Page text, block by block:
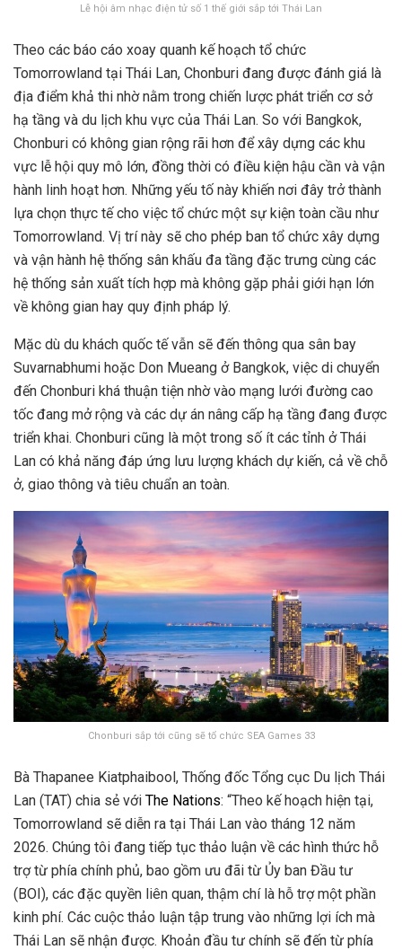
Lễ hội âm nhạc điện tử số 1 thế giới sắp tới Thái Lan
Theo các báo cáo xoay quanh kế hoạch tổ chức
Tomorrowland tại Thái Lan, Chonburi đang được đánh giá là
địa điểm khả thi nhờ nằm trong chiến lược phát triển cơ sở
hạ tầng và du lịch khu vực của Thái Lan. So với Bangkok,
Chonburi có không gian rộng rãi hơn để xây dựng các khu
vực lễ hội quy mô lớn, đồng thời có điều kiện hậu cần và vận
hành linh hoạt hơn. Những yếu tố này khiến nơi đây trở thành
lựa chọn thực tế cho việc tổ chức một sự kiện toàn cầu như
Tomorrowland. Vị trí này sẽ cho phép ban tổ chức xây dựng
và vận hành hệ thống sân khấu đa tầng đặc trưng cùng các
hệ thống sản xuất tích hợp mà không gặp phải giới hạn lớn
về không gian hay quy định pháp lý.
Mặc dù du khách quốc tế vẫn sẽ đến thông qua sân bay
Suvarnabhumi hoặc Don Mueang ở Bangkok, việc di chuyển
đến Chonburi khá thuận tiện nhờ vào mạng lưới đường cao
tốc đang mở rộng và các dự án nâng cấp hạ tầng đang được
triển khai. Chonburi cũng là một trong số ít các tỉnh ở Thái
Lan có khả năng đáp ứng lưu lượng khách dự kiến, cả về chỗ
ở, giao thông và tiêu chuẩn an toàn.
Chonburi sắp tới cũng sẽ tổ chức SEA Games 33
Bà Thapanee Kiatphaibool, Thống đốc Tổng cục Du lịch Thái
Lan (TAT) chia sẻ với The Nations: “Theo kế hoạch hiện tại,
Tomorrowland sẽ diễn ra tại Thái Lan vào tháng 12 năm
2026. Chúng tôi đang tiếp tục thảo luận về các hình thức hỗ
trợ từ phía chính phủ, bao gồm ưu đãi từ Ủy ban Đầu tư
(BOI), các đặc quyền liên quan, thậm chí là hỗ trợ một phần
kinh phí. Các cuộc thảo luận tập trung vào những lợi ích mà
Thái Lan sẽ nhận được. Khoản đầu tư chính sẽ đến từ phía